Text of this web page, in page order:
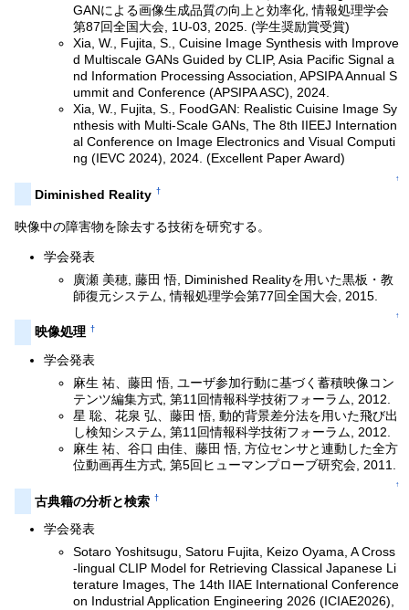
GANによる画像生成品質の向上と効率化, 情報処理学会
第87回全国大会, 1U-03, 2025. (学生奨励賞受賞)
Xia, W., Fujita, S., Cuisine Image Synthesis with Improve
d Multiscale GANs Guided by CLIP, Asia Pacific Signal a
nd Information Processing Association, APSIPA Annual S
ummit and Conference (APSIPA ASC), 2024.
Xia, W., Fujita, S., FoodGAN: Realistic Cuisine Image Sy
nthesis with Multi-Scale GANs, The 8th IIEEJ Internation
al Conference on Image Electronics and Visual Computi
ng (IEVC 2024), 2024. (Excellent Paper Award)
↑
Diminished Reality †
映像中の障害物を除去する技術を研究する。
学会発表
廣瀬 美穂, 藤田 悟, Diminished Realityを用いた黒板・教
師復元システム, 情報処理学会第77回全国大会, 2015.
↑
映像処理 †
学会発表
麻生 祐、藤田 悟, ユーザ参加行動に基づく蓄積映像コン
テンツ編集方式, 第11回情報科学技術フォーラム, 2012.
星 聡、花泉 弘、藤田 悟, 動的背景差分法を用いた飛び出
し検知システム, 第11回情報科学技術フォーラム, 2012.
麻生 祐、谷口 由佳、藤田 悟, 方位センサと連動した全方
位動画再生方式, 第5回ヒューマンプローブ研究会, 2011.
↑
古典籍の分析と検索 †
学会発表
Sotaro Yoshitsugu, Satoru Fujita, Keizo Oyama, A Cross
-lingual CLIP Model for Retrieving Classical Japanese Li
terature Images, The 14th IIAE International Conference
on Industrial Application Engineering 2026 (ICIAE2026),